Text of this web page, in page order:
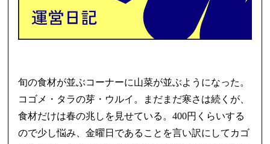
旬の食材が並ぶコーナーに山菜が並ぶようになった。
コゴメ・タラの芽・ウルイ。まだまだ寒さは続くが、
食材だけは春の兆しを見せている。400円くらいする
ので少し悩み、金曜日であることを言い訳にしてカゴ